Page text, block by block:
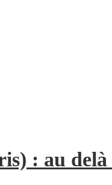
: au